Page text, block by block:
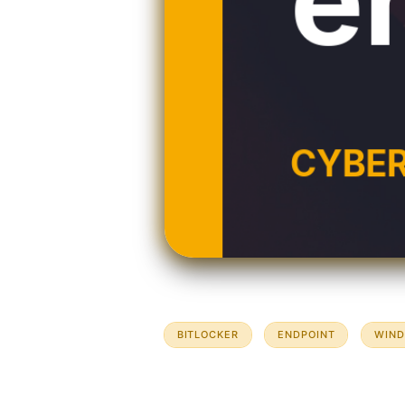
BITLOCKER ENDPOINT